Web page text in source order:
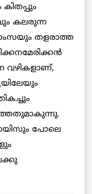
കലരുന്ന
തളരാത്ത
വഴികളാണ്,
പോലെ